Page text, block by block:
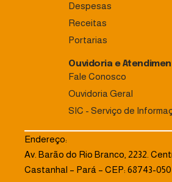
Despesas
Receitas
Portarias
Ouvidoria e
Fale Conosco
Ouvidoria Geral
SIC - Serviço de
Endereço:
Av. Barão do Rio Branco, 2232.
Castanhal – Pará – CEP: 68743-050